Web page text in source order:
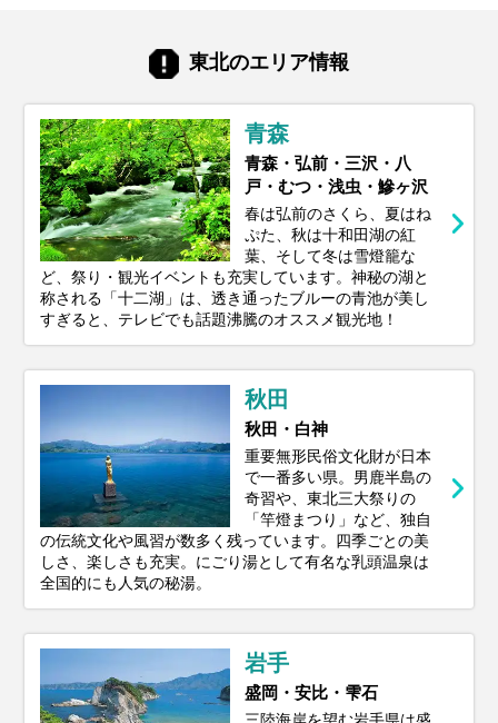
東北のエリア情報
青森
青森・弘前・三沢・八
戸・むつ・浅虫・鰺ヶ沢
春は弘前のさくら、夏はね
ぷた、秋は十和田湖の紅
葉、そして冬は雪燈籠な
ど、祭り・観光イベントも充実しています。神秘の湖と
称される「十二湖」は、透き通ったブルーの青池が美し
すぎると、テレビでも話題沸騰のオススメ観光地！
秋田
秋田・白神
重要無形民俗文化財が日本
で一番多い県。男鹿半島の
奇習や、東北三大祭りの
「竿燈まつり」など、独自
の伝統文化や風習が数多く残っています。四季ごとの美
しさ、楽しさも充実。にごり湯として有名な乳頭温泉は
全国的にも人気の秘湯。
岩手
盛岡・安比・雫石
三陸海岸を望む岩手県は盛